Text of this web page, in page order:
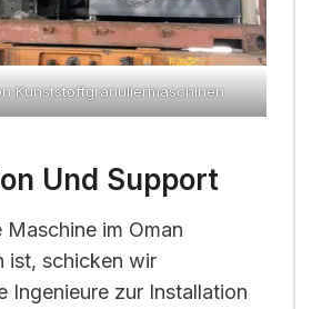
Kunststoffgranuliermaschinen
Und Support
Maschine im Oman
ist, schicken wir
Ingenieure zur Installation